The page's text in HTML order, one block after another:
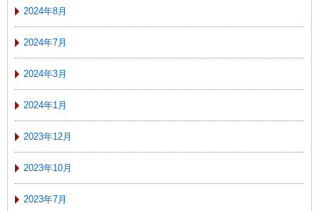
2024年8月
2024年7月
2024年3月
2024年1月
2023年12月
2023年10月
2023年7月